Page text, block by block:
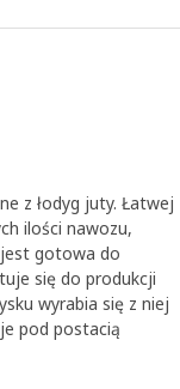
z łodyg juty. Łatwej
ilości nawozu,
gotowa do
się do produkcji
wyrabia się z niej
pod postacią